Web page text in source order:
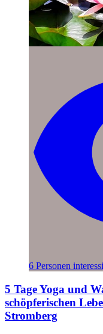
6 Personen
5 Tage Yoga und
schöpferischen
Stromberg